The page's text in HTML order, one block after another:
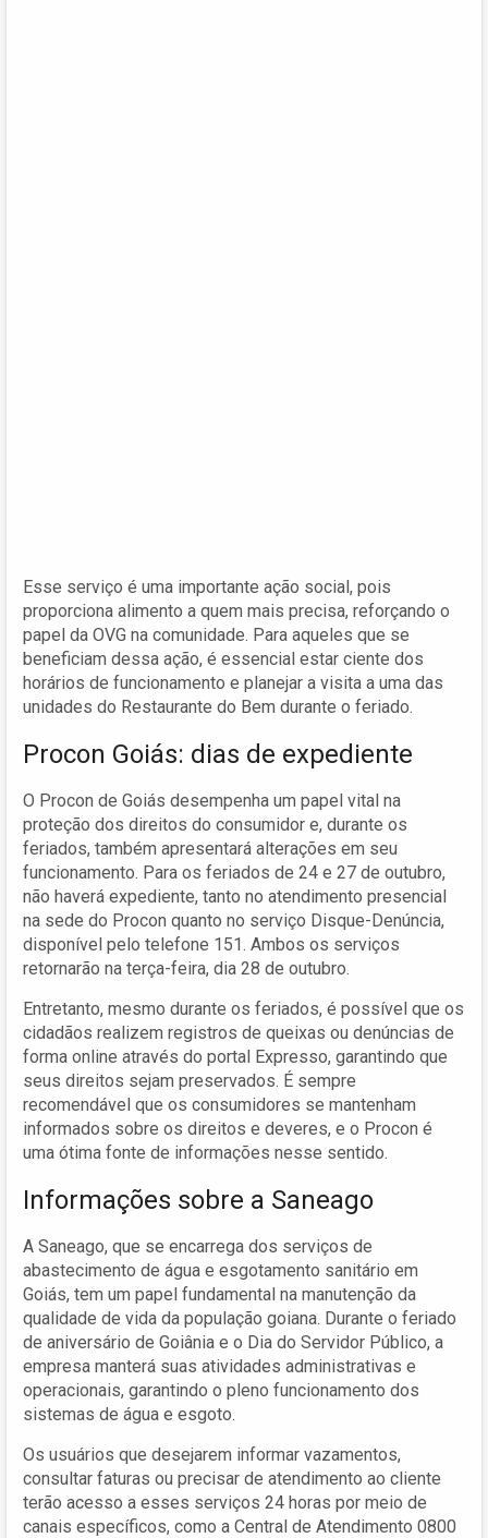
Esse serviço é uma importante ação social, pois
proporciona alimento a quem mais precisa, reforçando o
papel da OVG na comunidade. Para aqueles que se
beneficiam dessa ação, é essencial estar ciente dos
horários de funcionamento e planejar a visita a uma das
unidades do Restaurante do Bem durante o feriado.
Procon Goiás: dias de expediente
O Procon de Goiás desempenha um papel vital na
proteção dos direitos do consumidor e, durante os
feriados, também apresentará alterações em seu
funcionamento. Para os feriados de 24 e 27 de outubro,
não haverá expediente, tanto no atendimento presencial
na sede do Procon quanto no serviço Disque-Denúncia,
disponível pelo telefone 151. Ambos os serviços
retornarão na terça-feira, dia 28 de outubro.
Entretanto, mesmo durante os feriados, é possível que os
cidadãos realizem registros de queixas ou denúncias de
forma online através do portal Expresso, garantindo que
seus direitos sejam preservados. É sempre
recomendável que os consumidores se mantenham
informados sobre os direitos e deveres, e o Procon é
uma ótima fonte de informações nesse sentido.
Informações sobre a Saneago
A Saneago, que se encarrega dos serviços de
abastecimento de água e esgotamento sanitário em
Goiás, tem um papel fundamental na manutenção da
qualidade de vida da população goiana. Durante o feriado
de aniversário de Goiânia e o Dia do Servidor Público, a
empresa manterá suas atividades administrativas e
operacionais, garantindo o pleno funcionamento dos
sistemas de água e esgoto.
Os usuários que desejarem informar vazamentos,
consultar faturas ou precisar de atendimento ao cliente
terão acesso a esses serviços 24 horas por meio de
canais específicos, como a Central de Atendimento 0800